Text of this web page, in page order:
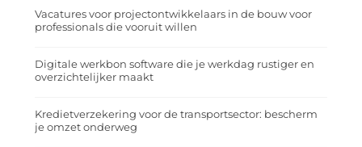
Vacatures voor projectontwikkelaars in de bouw voor
professionals die vooruit willen
Digitale werkbon software die je werkdag rustiger en
overzichtelijker maakt
Kredietverzekering voor de transportsector: bescherm
je omzet onderweg